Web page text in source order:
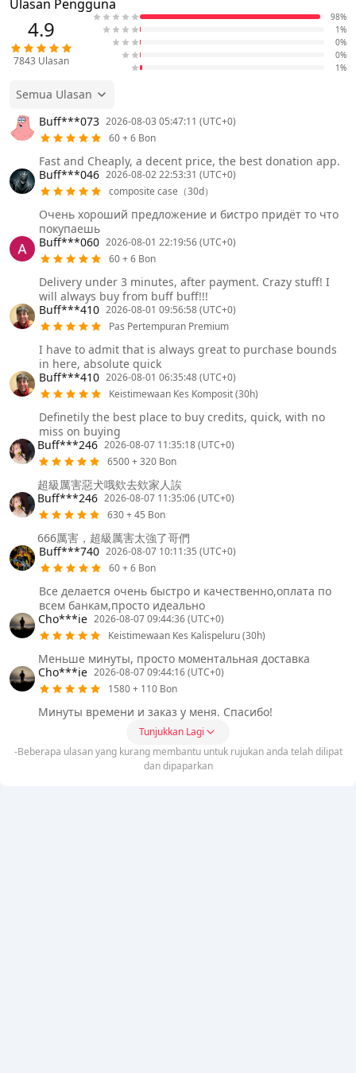
Ulasan Pengguna
4.9
7843 Ulasan
98%
1%
0%
0%
1%
Semua Ulasan
Buff***073 2026-08-03 05:47:11 (UTC+0)
60 + 6 Bon
Fast and Cheaply, a decent price, the best donation app.
Buff***046 2026-08-02 22:53:31 (UTC+0)
composite case（30d）
Очень хороший предложение и бистро придёт то что
покупаешь
Buff***060 2026-08-01 22:19:56 (UTC+0)
60 + 6 Bon
Delivery under 3 minutes, after payment. Crazy stuff! I
will always buy from buff buff!!!
Buff***410 2026-08-01 09:56:58 (UTC+0)
Pas Pertempuran Premium
I have to admit that is always great to purchase bounds
in here, absolute quick
Buff***410 2026-08-01 06:35:48 (UTC+0)
Keistimewaan Kes Komposit (30h)
Definetily the best place to buy credits, quick, with no
miss on buying
Buff***246 2026-08-07 11:35:18 (UTC+0)
6500 + 320 Bon
超級厲害惡犬哦欸去欸家人誒
Buff***246 2026-08-07 11:35:06 (UTC+0)
630 + 45 Bon
666厲害，超級厲害太強了哥們
Buff***740 2026-08-07 10:11:35 (UTC+0)
60 + 6 Bon
Все делается очень быстро и качественно,оплата по
всем банкам,просто идеально
Cho***ie 2026-08-07 09:44:36 (UTC+0)
Keistimewaan Kes Kalispeluru (30h)
Меньше минуты, просто моментальная доставка
Cho***ie 2026-08-07 09:44:16 (UTC+0)
1580 + 110 Bon
Минуты времени и заказ у меня. Спасибо!
Tunjukkan Lagi
-Beberapa ulasan yang kurang membantu untuk rujukan anda telah dilipat
dan dipaparkan